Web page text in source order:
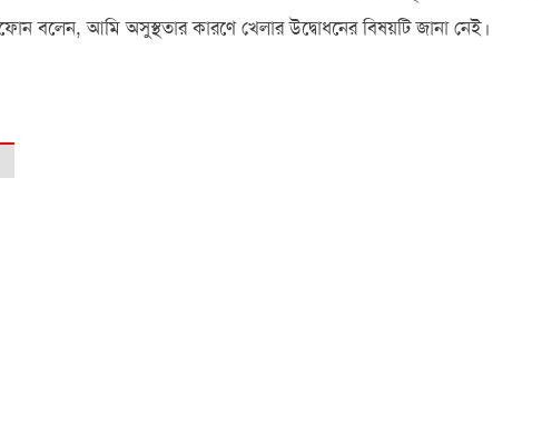
বলেন, আমি অসুস্থতার কারণে খেলার উদ্বোধনের বিষয়টি জানা নেই।